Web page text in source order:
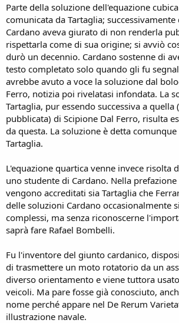
Parte della soluzione dell'equazione
comunicata da Tartaglia;
Cardano aveva giurato di non renderla
rispettarla come di sua origine; si avviò
durò un decennio. Cardano sostenne di
testo completato solo quando gli fu
avrebbe avuto a voce la soluzione dal
Ferro, notizia poi rivelatasi infondata. La
Tartaglia, pur essendo successiva a
pubblicata) di Scipione Dal Ferro, risulta
da questa. La soluzione è detta
Tartaglia.
L'equazione quartica venne invece risolta
uno studente di Cardano. Nella
vengono accreditati sia Tartaglia che
delle soluzioni Cardano occasionalmente
complessi, ma senza riconoscerne
saprà fare Rafael Bombelli.
Fu l'inventore del giunto cardanico,
di trasmettere un moto rotatorio da un
diverso orientamento e viene tuttora
veicoli. Ma pare fosse già conosciuto,
nome perché appare nel De Rerum
illustrazione navale.